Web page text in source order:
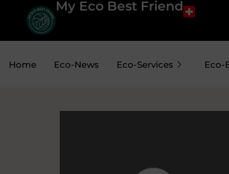
My Eco Best Friend
Home Eco-News Eco-Services Eco-